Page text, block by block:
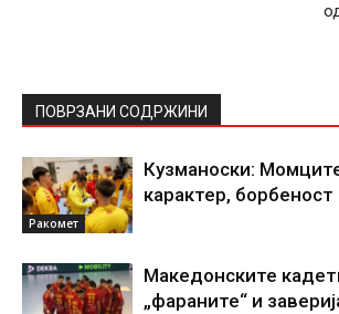
ПОВРЗАНИ СОДРЖИНИ
Ракомет
Кузманоски:
карактер,
Македонските
„фараните“ и